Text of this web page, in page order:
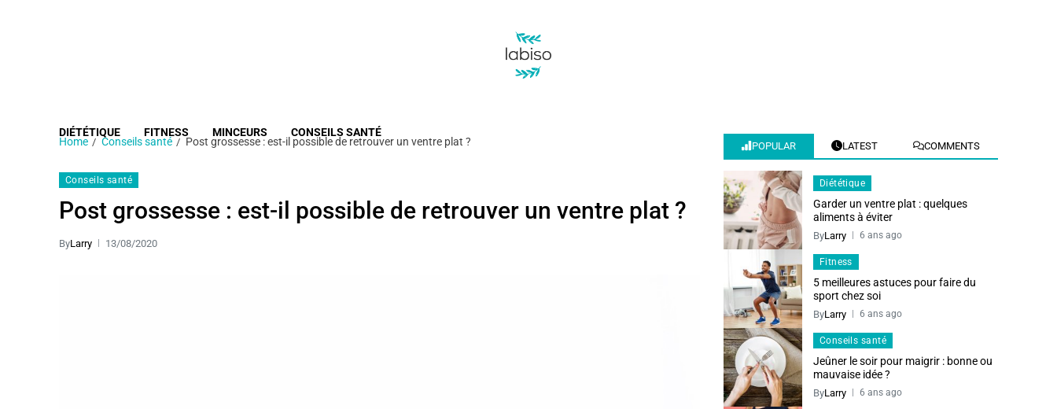
DIÉTÉTIQUE FITNESS MINCEURS CONSEILS SANTÉ
Home Conseils santé Post grossesse : est-il possible de retrouver un ventre plat ?
Conseils santé
Post grossesse : est-il possible de retrouver un ventre plat ?
ByLarry 13/08/2020
POPULAR LATEST COMMENTS
Diététique
Garder un ventre plat : quelques
aliments à éviter
ByLarry 6 ans ago
Fitness
5 meilleures astuces pour faire du
sport chez soi
ByLarry 6 ans ago
Conseils santé
Jeûner le soir pour maigrir : bonne ou
mauvaise idée ?
ByLarry 6 ans ago